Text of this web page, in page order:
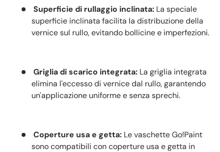
Superficie di rullaggio inclinata: La speciale
superficie inclinata facilita la distribuzione della
vernice sul rullo, evitando bollicine e imperfezioni.
Griglia di scarico integrata: La griglia integrata
elimina l'eccesso di vernice dal rullo, garantendo
un'applicazione uniforme e senza sprechi.
Coperture usa e getta: Le vaschette Go!Paint
sono compatibili con coperture usa e getta in